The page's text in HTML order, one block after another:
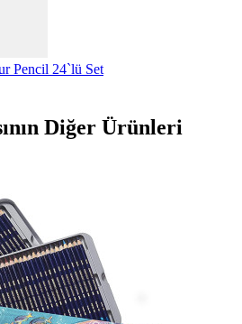
Pencil 24`lü Set
Diğer Ürünleri